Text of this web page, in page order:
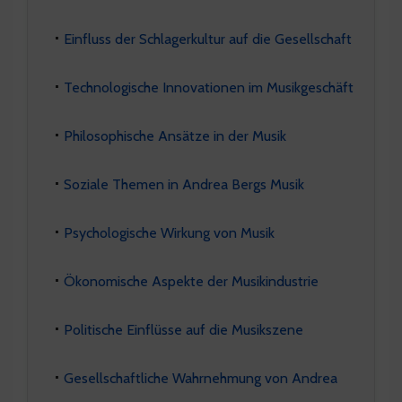
Einfluss der Schlagerkultur auf die Gesellschaft
Technologische Innovationen im Musikgeschäft
Philosophische Ansätze in der Musik
Soziale Themen in Andrea Bergs Musik
Psychologische Wirkung von Musik
Ökonomische Aspekte der Musikindustrie
Politische Einflüsse auf die Musikszene
Gesellschaftliche Wahrnehmung von Andrea